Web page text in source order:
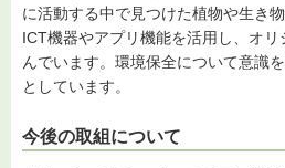
に活動する中で見つけた植物や生き
ICT機器やアプリ機能を活用し、オ
んでいます。環境保全について意識
としています。
今後の取組について